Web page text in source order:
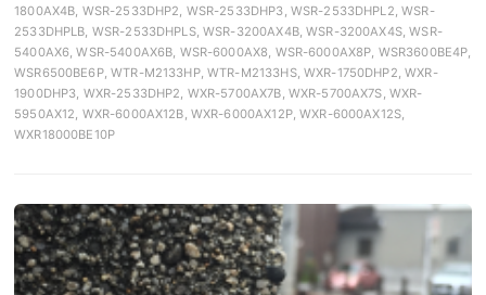
1800AX4B, WSR-2533DHP2, WSR-2533DHP3, WSR-2533DHPL2, WSR-
2533DHPLB, WSR-2533DHPLS, WSR-3200AX4B, WSR-3200AX4S, WSR-
5400AX6, WSR-5400AX6B, WSR-6000AX8, WSR-6000AX8P, WSR3600BE4P,
WSR6500BE6P, WTR-M2133HP, WTR-M2133HS, WXR-1750DHP2, WXR-
1900DHP3, WXR-2533DHP2, WXR-5700AX7B, WXR-5700AX7S, WXR-
5950AX12, WXR-6000AX12B, WXR-6000AX12P, WXR-6000AX12S,
WXR18000BE10P